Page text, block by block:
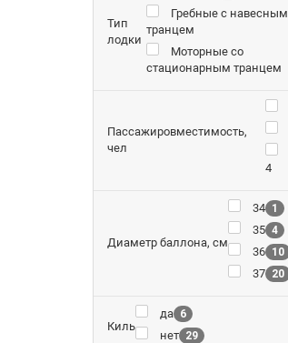
Тип
лодки
Гребные с навесным
транцем
Моторные со
стационарным транцем
Пассажировместимость,
чел
4
Диаметр баллона, см
34 1
35 4
36 10
37 20
Киль
да 6
нет 29